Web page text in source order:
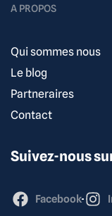
A PROPOS
Qui sommes nous
Le blog
Partneraires
Contact
Suivez-nous
Facebook